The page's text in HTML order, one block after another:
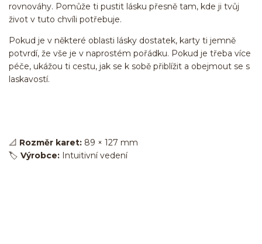
rovnováhy. Pomůže ti pustit lásku přesně tam, kde ji tvůj
život v tuto chvíli potřebuje.
Pokud je v některé oblasti lásky dostatek, karty ti jemně
potvrdí, že vše je v naprostém pořádku. Pokud je třeba více
péče, ukážou ti cestu, jak se k sobě přiblížit a obejmout se s
laskavostí.
📐 Rozměr karet: 89 × 127 mm
🏷️ Výrobce: Intuitivní vedení